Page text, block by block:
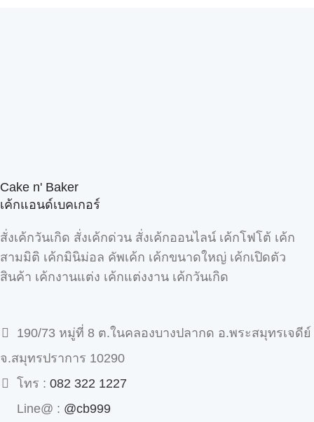
Cake n' Baker
เค้กแอนด์เบคเกอร์
สั่งเค้กวันเกิด สั่งเค้กด่วน สั่งเค้กออนไลน์ เค้กโฟโต้ เค้ก
สามมิติ เค้กมินิม่อล คัพเค้ก เค้กขนาดใหญ่ เค้กเปิดตัว
สินค้า เค้กงานแต่ง เค้กแต่งงาน เค้กวันเกิด
190/73 หมู่ที่ 8 ต.ในคลองบางปลากด อ.พระสมุทรเจดีย์
จ.สมุทรปราการ 10290
โทร : 082 322 1227
Line@ : @cb999